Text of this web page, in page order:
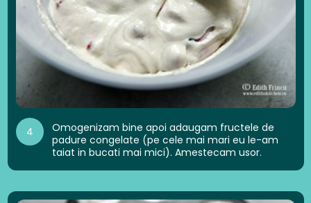
4
Omogenizam bine apoi adaugam fructele de
padure congelate (pe cele mai mari eu le-am
taiat in bucati mai mici). Amestecam usor.